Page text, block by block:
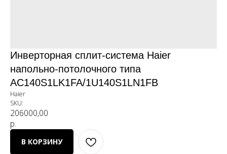
Инверторная сплит-система Haier
напольно-потолочного типа
AC140S1LK1FA/1U140S1LN1FB
Haier
SKU:
206000,00
р.
В КОРЗИНУ